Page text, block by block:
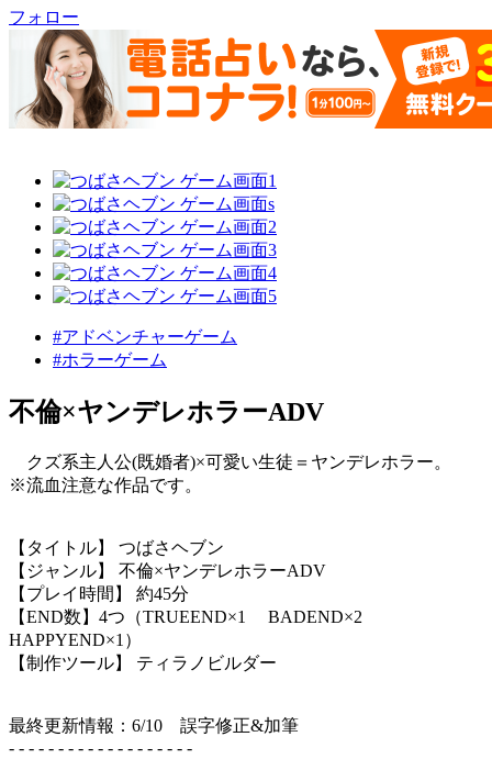
フォロー
#アドベンチャーゲーム
#ホラーゲーム
不倫×ヤンデレホラーADV
クズ系主人公(既婚者)×可愛い生徒＝ヤンデレホラー。
※流血注意な作品です。
【タイトル】 つばさヘブン
【ジャンル】 不倫×ヤンデレホラーADV
【プレイ時間】 約45分
【END数】4つ（TRUEEND×1 BADEND×2
HAPPYEND×1）
【制作ツール】 ティラノビルダー
最終更新情報：6/10 誤字修正&加筆
- - - - - - - - - - - - - - - - - - -